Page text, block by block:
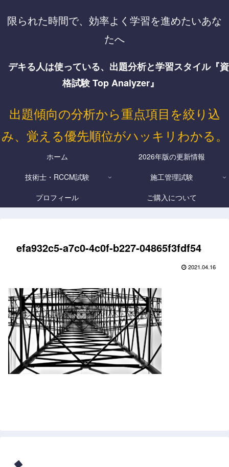
限られた時間で、効率よく学習を進めたいあな
たへ
デキる人は使っている、出題分析と学習スタイル『資
格試験 Top Analyzer』
出題傾向の分析から重点項目を絞り込
み、覚える優先順位がハッキリわかる。
ホーム
2026年版の更新情報
技術士・RCCM試験
施工管理試験
プロフィール
ご購入について
efa932c5-a7c0-4c0f-b227-04865f3fdf54
2021.04.16